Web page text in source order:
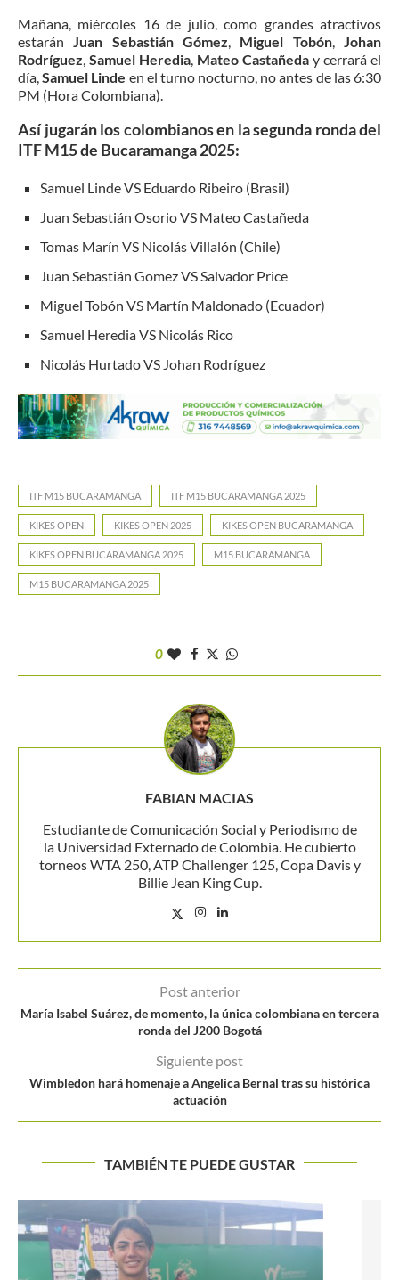
Mañana, miércoles 16 de julio, como grandes atractivos
estarán Juan Sebastián Gómez Miguel Tobón,
Johan
Rodríguez Samuel Heredia Mateo Castañeda y cerrará el
día, Samuel Linde en el turno nocturno, no antes de las 6:30
PM (Hora Colombiana).
Así jugarán los colombianos en la segunda ronda del
ITF M15 de Bucaramanga 2025:
Samuel Linde VS Eduardo Ribeiro (Brasil)
Juan Sebastián Osorio VS Mateo Castañeda
Tomas Marín VS Nicolás Villalón (Chile)
Juan Sebastián Gomez VS Salvador Price
Miguel Tobón VS Martín Maldonado (Ecuador)
Samuel Heredia VS Nicolás Rico
Nicolás Hurtado VS Johan Rodríguez
ITF M15 BUCARAMANGA ITF M15 BUCARAMANGA 2025
KIKES OPEN KIKES OPEN 2025 KIKES OPEN BUCARAMANGA
KIKES OPEN BUCARAMANGA 2025 M15 BUCARAMANGA
M15 BUCARAMANGA 2025
0
FABIAN MACIAS
Estudiante de Comunicación Social y Periodismo de
la Universidad Externado de Colombia. He cubierto
torneos WTA 250, ATP Challenger 125, Copa Davis y
Billie Jean King Cup.
Post anterior
María Isabel Suárez, de momento, la única colombiana en tercera
ronda del J200 Bogotá
Siguiente post
Wimbledon hará homenaje a Angelica Bernal tras su histórica
actuación
TAMBIÉN TE PUEDE GUSTAR